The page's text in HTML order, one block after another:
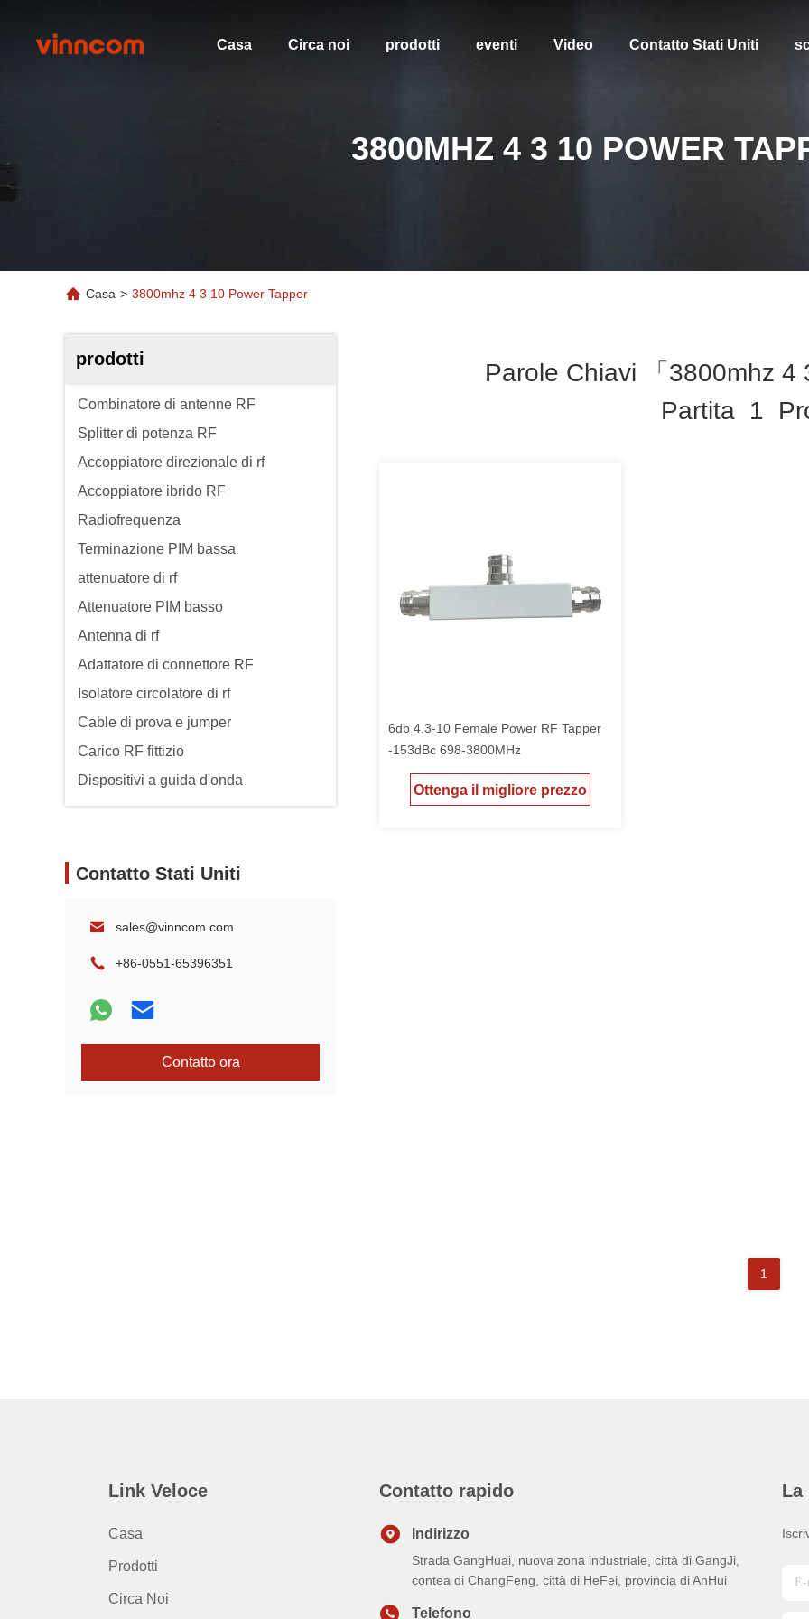
Casa Circa noi prodotti eventi Video Contatto Stati Uniti
3800MHZ 4 3 10 POWER
Casa > 3800mhz 4 3 10 Power Tapper
prodotti
Combinatore di antenne RF
Splitter di potenza RF
Accoppiatore direzionale di rf
Accoppiatore ibrido RF
Radiofrequenza
Terminazione PIM bassa
attenuatore di rf
Attenuatore PIM basso
Antenna di rf
Adattatore di connettore RF
Isolatore circolatore di rf
Cable di prova e jumper
Carico RF fittizio
Dispositivi a guida d'onda
Contatto Stati Uniti
sales@vinncom.com
+86-0551-65396351
Contatto ora
Parole Chiavi 「3800mhz 4
Partita 1
6db 4.3-10 Female Power RF Tapper
-153dBc 698-3800MHz
Ottenga il migliore prezzo
1
Link Veloce
Casa
Prodotti
Circa Noi
Contatto rapido
Indirizzo
Strada GangHuai, nuova zona industriale, città di GangJi,
contea di ChangFeng, città di HeFei, provincia di AnHui
Telefono
La